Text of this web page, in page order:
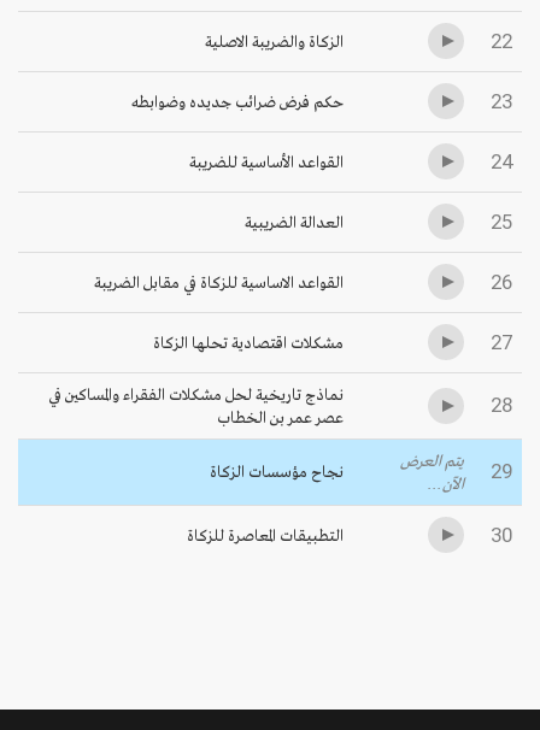
22 الزكاة والضريبة الاصلية
23 حكم فرض ضرائب جديده وضوابطه
24 القواعد الأساسية للضريبة
25 العدالة الضريبية
26 القواعد الاساسية للزكاة في مقابل الضريبة
27 مشكلات اقتصادية تحلها الزكاة
28
نماذج تاريخية لحل مشكلات الفقراء والمساكين في
عصر عمر بن الخطاب
29
يتم العرض
الآن...
نجاح مؤسسات الزكاة
30 التطبيقات المعاصرة للزكاة